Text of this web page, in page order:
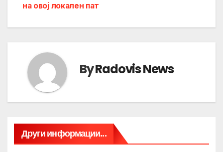
на овој локален пат
ByRadovis News
Други информации...